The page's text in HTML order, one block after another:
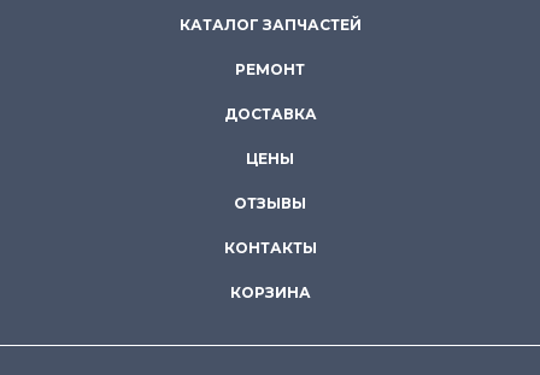
КАТАЛОГ ЗАПЧАСТЕЙ
РЕМОНТ
ДОСТАВКА
ЦЕНЫ
ОТЗЫВЫ
КОНТАКТЫ
КОРЗИНА